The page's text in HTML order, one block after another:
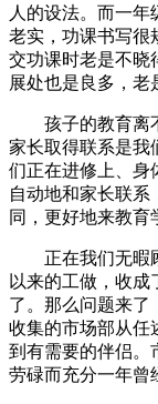
人的设法。而一
老实，功课书写很
交功课时老是不晓
展处也是良多，老
孩子的教育离不
家长取得联系是我
们正在进修上、身
自动地和家长联系
同，更好地来教育
正在我们无暇顾
以来的工做，收
了。那么问题来了
收集的市场部从任
到有需要的伴侣。
劳碌而充分一年曾